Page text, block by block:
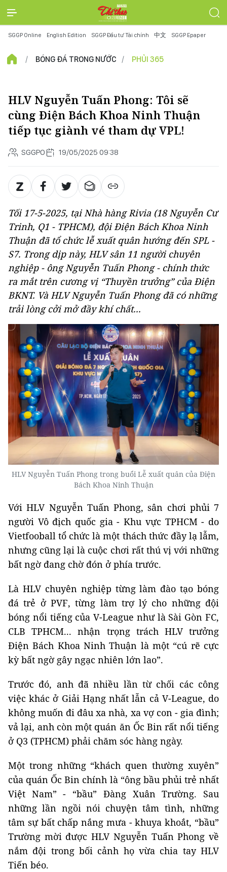
SGGP Online English Edition SGGP Đầu tư Tài chính 中文 SGGP Epaper
BÓNG ĐÁ TRONG NƯỚC PHỦI 365
HLV Nguyễn Tuấn Phong: Tôi sẽ
cùng Điện Bách Khoa Ninh Thuận
tiếp tục giành vé tham dự VPL!
SGGPO 19/05/2025 09:38
Tối 17-5-2025, tại Nhà hàng Rivia (18 Nguyễn Cư
Trinh, Q1 - TPHCM), đội Điện Bách Khoa Ninh
Thuận đã tổ chức lễ xuất quân hướng đến SPL -
S7. Trong dịp này, HLV sân 11 người chuyên
nghiệp - ông Nguyễn Tuấn Phong - chính thức
ra mắt trên cương vị “Thuyền trưởng” của Điện
BKNT. Và HLV Nguyễn Tuấn Phong đã có những
trải lòng cởi mở đầy khí chất...
HLV Nguyễn Tuấn Phong trong buổi Lễ xuất quân của Điện
Bách Khoa Ninh Thuận
Với HLV Nguyễn Tuấn Phong, sân chơi phủi 7
người Vô địch quốc gia - Khu vực TPHCM - do
Vietfooball tổ chức là một thách thức đầy lạ lẫm,
nhưng cũng lại là cuộc chơi rất thú vị với những
bất ngờ đang chờ đón ở phía trước.
Là HLV chuyên nghiệp từng làm đào tạo bóng
đá trẻ ở PVF, từng làm trợ lý cho những đội
bóng nổi tiếng của V-League như là Sài Gòn FC,
CLB TPHCM... nhận trọng trách HLV trưởng
Điện Bách Khoa Ninh Thuận là một “cú rẽ cực
kỳ bất ngờ gây ngạc nhiên lớn lao”.
Trước đó, anh đã nhiều lần từ chối các công
việc khác ở Giải Hạng nhất lẫn cả V-League, do
không muốn đi đâu xa nhà, xa vợ con - gia đình;
vả lại, anh còn một quán ăn Ốc Bin rất nổi tiếng
ở Q3 (TPHCM) phải chăm sóc hàng ngày.
Một trong những “khách quen thường xuyên”
của quán Ốc Bin chính là “ông bầu phủi trẻ nhất
Việt Nam” - “bầu” Đàng Xuân Trường. Sau
những lần ngồi nói chuyện tâm tình, những
tâm sự bất chấp nắng mưa - khuya khoắt, “bầu”
Trường mời được HLV Nguyễn Tuấn Phong về
nắm đội trong bối cảnh họ vừa chia tay HLV
Tiến béo.